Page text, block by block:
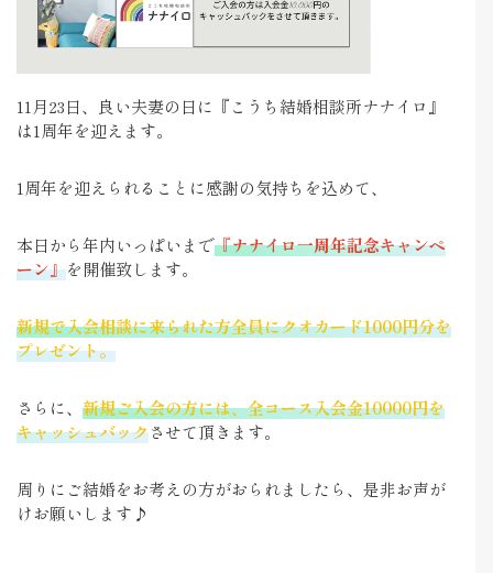
11月23日、良い夫妻の日に『こうち結婚相談所ナナイロ』
は1周年を迎えます。
1周年を迎えられることに感謝の気持ちを込めて、
本日から年内いっぱいまで『ナナイロ一周年記念キャンペ
ーン』を開催致します。
新規で入会相談に来られた方全員にクオカード1000円分を
プレゼント。
さらに、 新規ご入会の方には、全コース入会金10000円を
キャッシュバックさせて頂きます。
周りにご結婚をお考えの方がおられましたら、是非お声が
けお願いします♪